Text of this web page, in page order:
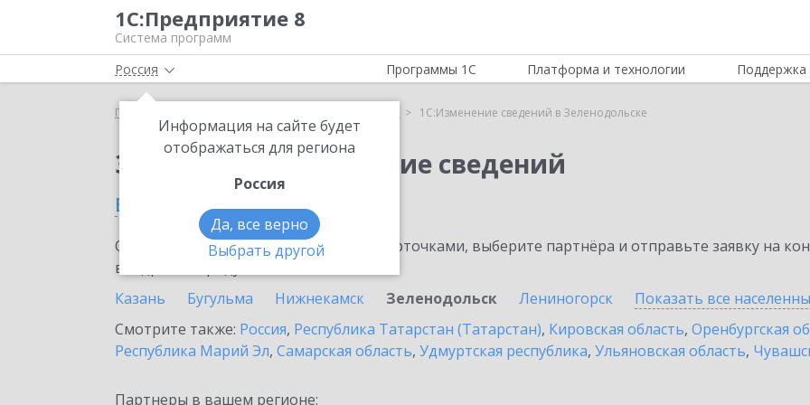
1С:Предприятие 8
Система программ
Россия
Информация на сайте будет
отображаться для региона
Россия
Да, все верно
Выбрать другой
Программы 1С Платформа и технологии Поддержка
Главная 1С:Изменение сведений в Зеленодольске
Заказать 1С:Изменение сведений
в Зеленодольске
Ознакомьтесь с информационными карточками, выберите партнёра и отправьте заявку на
внедрение продукта.
Казань
Бугульма Нижнекамск Зеленодольск Лениногорск Показать все
Смотрите также: Россия, Республика Татарстан (Татарстан), Кировская область, Оренбургская
Республика Марий Эл, Самарская область, Удмуртская республика, Ульяновская область,
Партнеры в вашем регионе: